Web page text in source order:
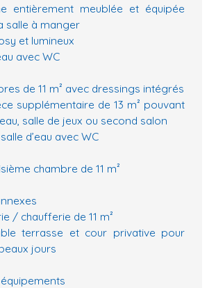
entièrement meublée et équipée
salle à manger
et lumineux
avec WC
de 11 m² avec dressings intégrés
supplémentaire de 13 m² pouvant
salle de jeux ou second salon
d’eau avec WC
chambre de 11 m²
/ chaufferie de 11 m²
terrasse et cour privative pour
jours